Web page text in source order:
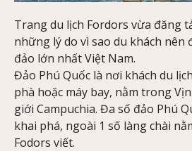
Trang du lịch Fordors vừa đăng
những lý do vì sao du khách nên
đảo lớn nhất Việt Nam.
Đảo Phú Quốc là nơi khách du
phà hoặc máy bay, nằm trong
giới Campuchia. Đa số đảo Phú
khai phá, ngoài 1 số làng chài
Fodors viết.